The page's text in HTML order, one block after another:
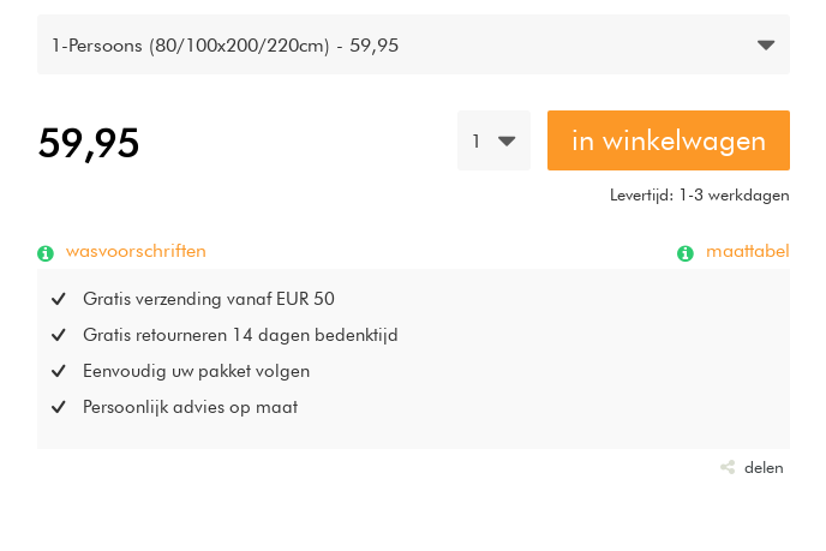
1-Persoons (80/100x200/220cm) - 59,95
59,95 1 in winkelwagen
Levertijd: 1-3 werkdagen
wasvoorschriften maattabel
Gratis verzending vanaf EUR 50
Gratis retourneren 14 dagen bedenktijd
Eenvoudig uw pakket volgen
Persoonlijk advies op maat
delen